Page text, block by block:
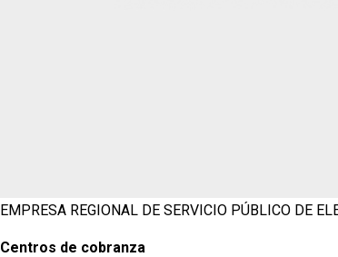
EMPRESA REGIONAL DE SERVICIO PÚBLICO DE
Centros de cobranza